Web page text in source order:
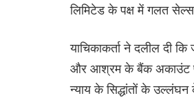
लिमिटेड के पक्ष में गलत
याचिकाकर्ता ने दलील दी
और आश्रम के बैंक अकाउंट
न्याय के सिद्धांतों के